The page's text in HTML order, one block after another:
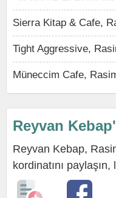
Sierra Kitap & Cafe,
Tight Aggressive,
Müneccim Cafe,
Reyvan
Reyvan Kebap,
kordinatını